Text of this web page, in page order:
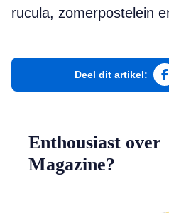
rucula, zomerpostelein
Deel dit artikel:
Enthousiast
Magazine?